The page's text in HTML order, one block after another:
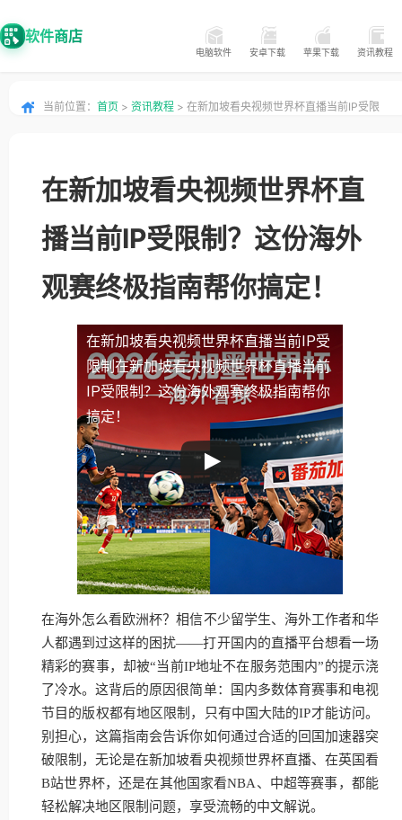
软件商店
电脑软件 安卓下载 苹果下载 资讯教程
当前位置： 首页 > 资讯教程 > 在新加坡看央视频世界杯直播当前IP受限
在新加坡看央视频世界杯直
播当前IP受限制？这份海外
观赛终极指南帮你搞定！
在新加坡看央视频世界杯直播当前IP受
限制在新加坡看央视频世界杯直播当前
IP受限制？这份海外观赛终极指南帮你
搞定！
在海外怎么看欧洲杯？相信不少留学生、海外工作者和华
人都遇到过这样的困扰——打开国内的直播平台想看一场
精彩的赛事，却被“当前IP地址不在服务范围内”的提示浇
了冷水。这背后的原因很简单：国内多数体育赛事和电视
节目的版权都有地区限制，只有中国大陆的IP才能访问。
别担心，这篇指南会告诉你如何通过合适的回国加速器突
破限制，无论是在新加坡看央视频世界杯直播、在英国看
B站世界杯，还是在其他国家看NBA、中超等赛事，都能
轻松解决地区限制问题，享受流畅的中文解说。